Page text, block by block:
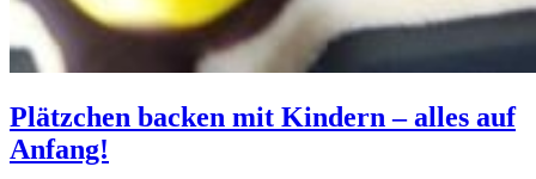
Plätzchen backen mit Kindern – alles auf
Anfang!